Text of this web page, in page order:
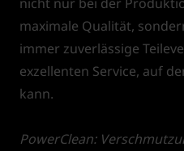
maximale Qualität,
immer zuverlässige
exzellenten Service, auf
kann.
PowerClean: